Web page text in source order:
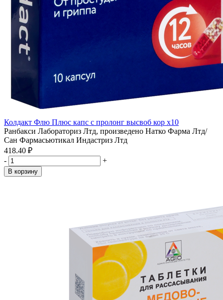
Колдакт Флю Плюс капс с пролонг высвоб кор x10
Ранбакси Лабораториз Лтд, произведено Натко Фарма Лтд/
Сан Фармасьютикал Индастриз Лтд
418.40 ₽
-
+
В корзину